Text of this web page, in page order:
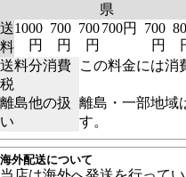
県
送
料
1000
円
700
円
700
円
700円
700
円
送料分消費
税
この料金には消
離島他の扱
い
離島・一部地域
す。
海外配送について